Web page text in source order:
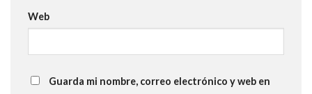
Web
Guarda mi nombre, correo electrónico y web en